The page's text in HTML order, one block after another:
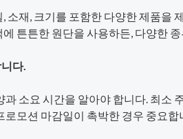
소재, 크기를 포함한 다양한 제품을
튼튼한 원단을 사용하든, 다양한
다.
과 소요 시간을 알아야 합니다. 최소
로모션 마감일이 촉박한 경우 중요합